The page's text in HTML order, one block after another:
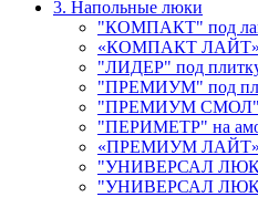
3. Напольные люки
"КОМПАКТ" под
«КОМПАКТ ЛАЙТ»
"ЛИДЕР" под
"ПРЕМИУМ" под
"ПРЕМИУМ СМОЛ"
"ПЕРИМЕТР" на
«ПРЕМИУМ ЛАЙТ»
"УНИВЕРСАЛ
"УНИВЕРСАЛ ЛЮКС